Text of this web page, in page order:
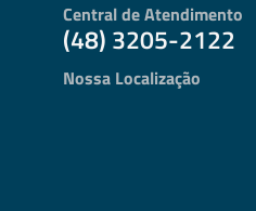
Central de Atendimento
(48) 3205-2122
Nossa Localização